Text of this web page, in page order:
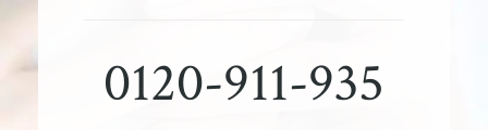
0120-911-935